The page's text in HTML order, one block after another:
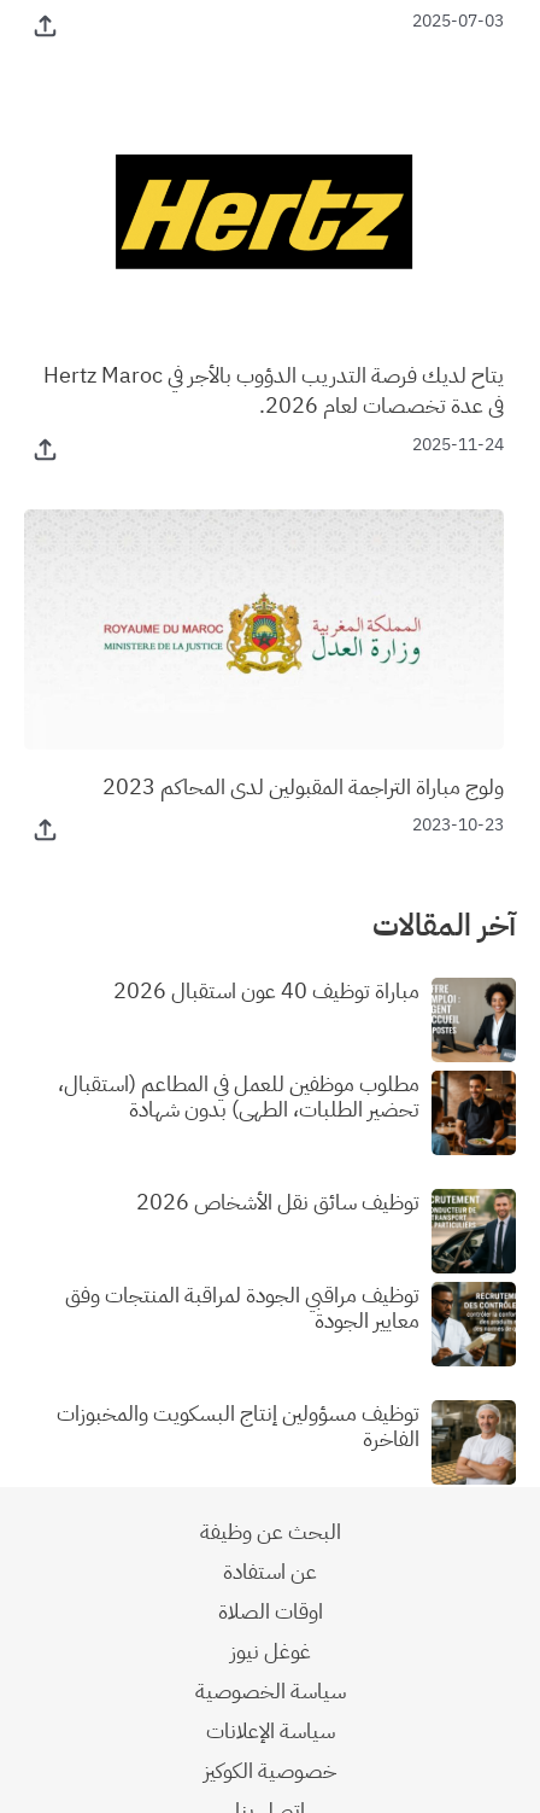
2025-07-03
يتاح لديك فرصة التدريب الدؤوب بالأجر في Hertz Maroc
في عدة تخصصات لعام 2026.
2025-11-24
ولوج مباراة التراجمة المقبولين لدى المحاكم 2023
2023-10-23
آخر المقالات
مباراة توظيف 40 عون استقبال 2026
مطلوب موظفين للعمل في المطاعم (استقبال،
تحضير الطلبات، الطهي) بدون شهادة
توظيف سائق نقل الأشخاص 2026
توظيف مراقبي الجودة لمراقبة المنتجات وفق
معايير الجودة
توظيف مسؤولين إنتاج البسكويت والمخبوزات
الفاخرة
البحث عن وظيفة
عن استفادة
اوقات الصلاة
غوغل نيوز
سياسة الخصوصية
سياسة الإعلانات
خصوصية الكوكيز